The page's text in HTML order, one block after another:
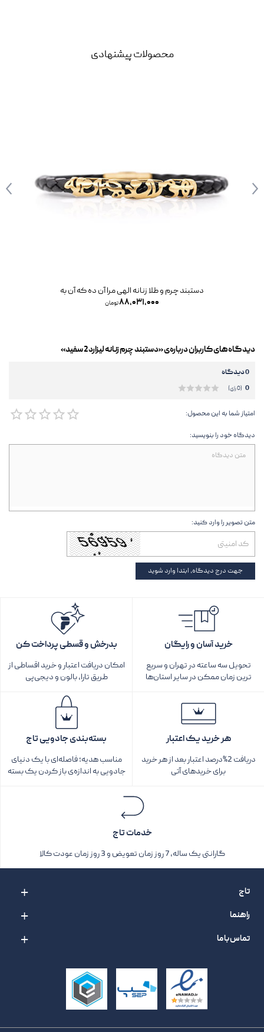
محصولات پیشنهادی
دستبند چرم و طلا زنانه الهی مرا آن ده که آن به
۸۸,۰۳۱,۰۰۰تومان
دیدگاه‌های کاربران درباره‌ی «دستبند چرم زنانه لیزارد2 سفید»
0 دیدگاه
0 (0 رای)
امتیاز شما به این محصول:
دیدگاه خود را بنویسید:
متن تصویر را وارد کنید:
جهت درج دیدگاه، ابتدا وارد شوید
خرید آسان و رایگان
تحویل سه ساعته در تهران و سریع
ترین زمان ممکن در سایر استان‌ها
بدرخش و قسطی پرداخت کن
امکان دریافت اعتبار و خرید اقساطی از
طریق تارا، بالون و دیجی‌پی
هر خرید یک اعتبار
دریافت 2%درصد اعتبار بعد از هر خرید
برای خریدهای آتی
بسته‌بندی جادویی تاج
مناسب هدیه؛ فاصله‌ای با یک دنیای
جادویی به اندازه‌ی باز کردن یک بسته‌
خدمات تاج
گارانتی یک ساله، 7 روز زمان تعویض و 3 روز زمان عودت کالا
تاج
راهنما
تماس با ما